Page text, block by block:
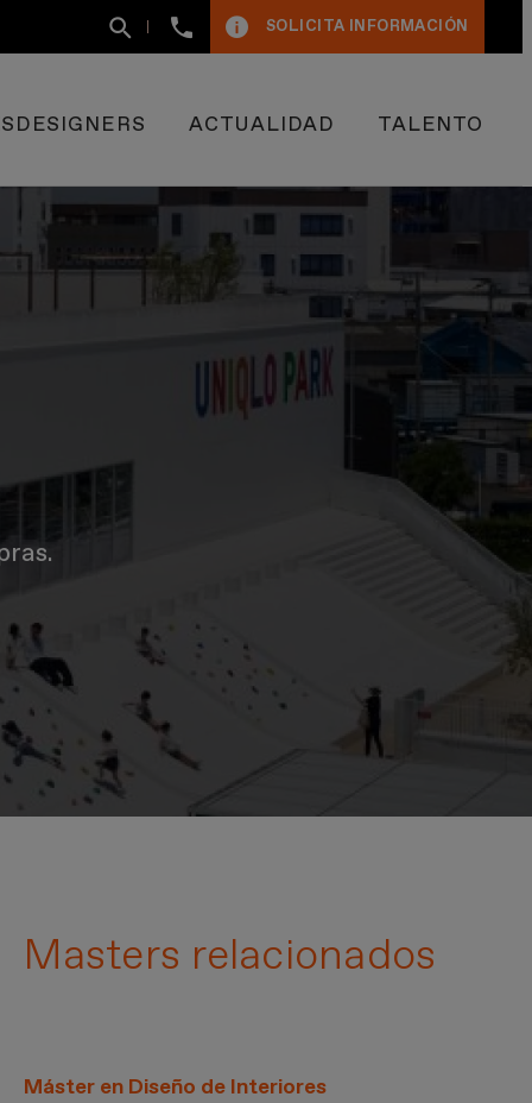
+34
93
SOLICITA INFORMACIÓN
ACTUALIDAD TALENTO
Masters relacionados
Máster en Diseño de Interiores